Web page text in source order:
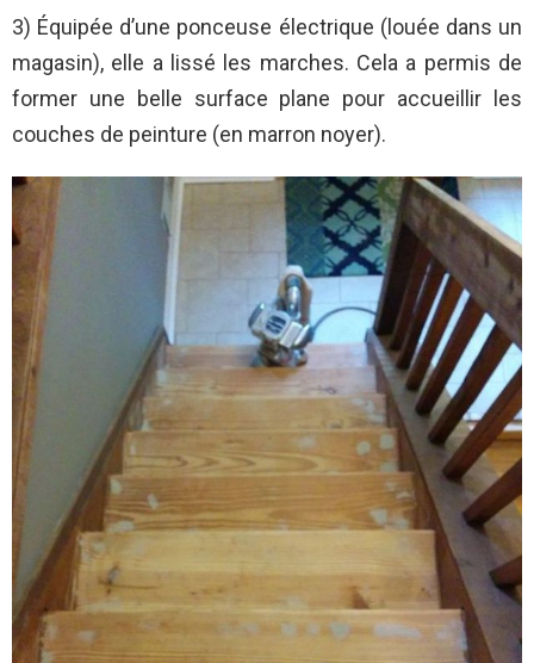
3) Équipée d’une ponceuse électrique (louée dans un
magasin), elle a lissé les marches. Cela a permis de
former une belle surface plane pour accueillir les
couches de peinture (en marron noyer).